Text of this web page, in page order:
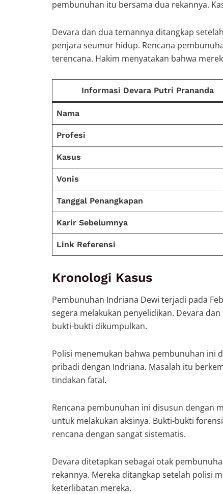
pembunuhan itu bersama dua rekannya.
Devara dan dua temannya ditangkap
penjara seumur hidup. Rencana
terencana. Hakim menyatakan bahwa
Informasi Devara Putri Prananda
Nama
Profesi
Kasus
Vonis
Tanggal Penangkapan
Karir Sebelumnya
Link Referensi
Kronologi Kasus
Pembunuhan Indriana Dewi terjadi pada
segera melakukan penyelidikan. Devara
bukti-bukti dikumpulkan.
Polisi menemukan bahwa pembunuhan ini
pribadi dengan Indriana. Masalah itu
tindakan fatal.
Rencana pembunuhan ini disusun dengan
untuk melakukan aksinya. Bukti-bukti
rencana dengan sangat sistematis.
Devara ditetapkan sebagai otak
rekannya. Mereka ditangkap setelah polisi
keterlibatan mereka.